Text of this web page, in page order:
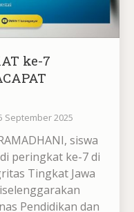
ke-7
September 2025
siswa
peringkat ke-7 di
Tingkat Jawa
Pendidikan dan